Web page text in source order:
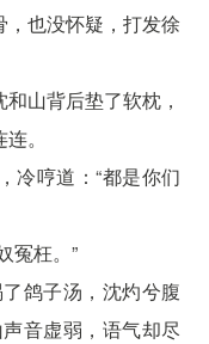
也没怀疑，打发徐
山背后垫了软枕，
。
冷哼道：“都是你们
冤枉。”
鸽子汤，沈灼兮腹
音虚弱，语气却尽